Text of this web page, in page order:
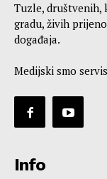
Tuzle, društvenih,
gradu, živih
događaja.
Medijski smo
Info